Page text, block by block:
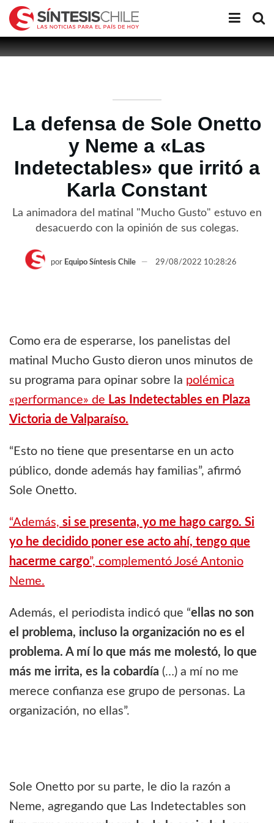
La defensa de Sole Onetto
y Neme a «Las
Indetectables» que irritó a
Karla Constant
La animadora del matinal "Mucho Gusto" estuvo en
desacuerdo con la opinión de sus colegas.
por Equipo Síntesis Chile 29/08/2022 10:28:26
Como era de esperarse, los panelistas del
matinal Mucho Gusto dieron unos minutos de
su programa para opinar sobre la polémica
«performance» de Las Indetectables en Plaza
Victoria de Valparaíso.
“Esto no tiene que presentarse en un acto
público, donde además hay familias”, afirmó
Sole Onetto.
“Además, si se presenta, yo me hago cargo. Si
yo he decidido poner ese acto ahí, tengo que
hacerme cargo”, complementó José Antonio
Neme.
Además, el periodista indicó que “ellas no son
el problema, incluso la organización no es el
problema. A mí lo que más me molestó, lo que
más me irrita, es la cobardía (…) a mí no me
merece confianza ese grupo de personas. La
organización, no ellas”.
Sole Onetto por su parte, le dio la razón a
Neme, agregando que Las Indetectables son